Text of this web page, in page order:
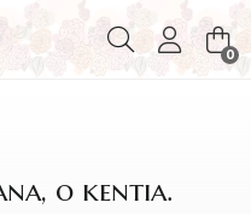
Buscar 0
o kentia.